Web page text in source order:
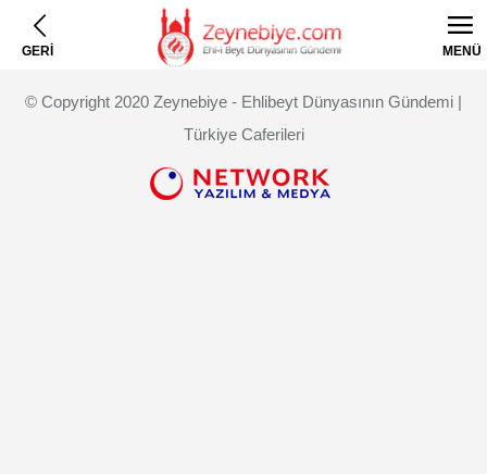
GERİ MENÜ
© Copyright 2020 Zeynebiye - Ehlibeyt Dünyasının Gündemi |
Türkiye Caferileri